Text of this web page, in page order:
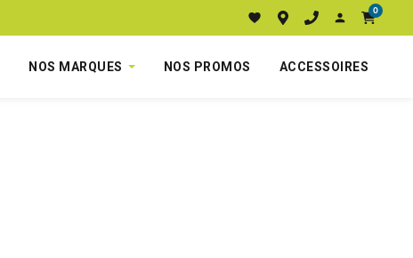
0
NOS MARQUES NOS PROMOS ACCESSOIRES